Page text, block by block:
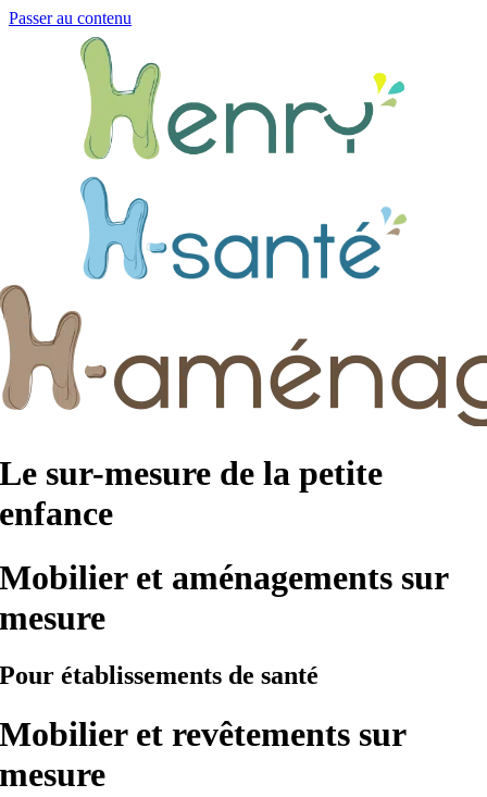
Passer au contenu
Le sur-mesure de la petite
enfance
Mobilier et aménagements sur
mesure
Pour établissements de santé
Mobilier et revêtements sur
mesure